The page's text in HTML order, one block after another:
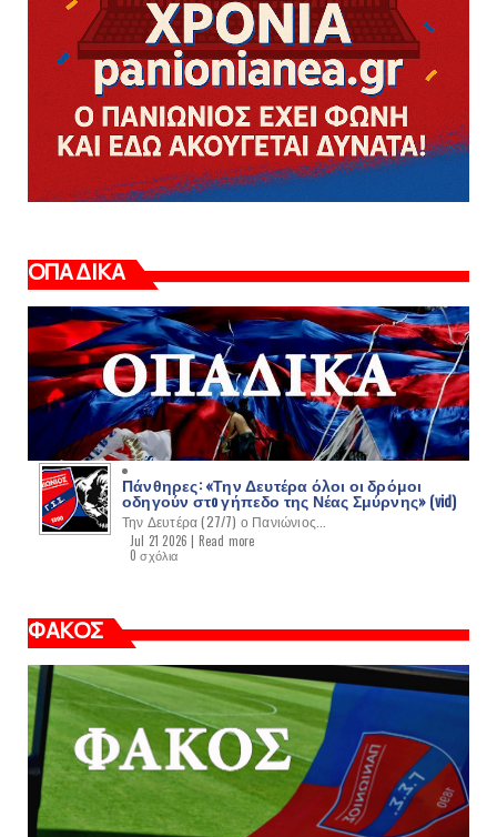
ΟΠΑΔΙΚΑ
Πάνθηρες: «Την Δευτέρα όλοι οι δρόμοι
οδηγούν στo γήπεδο της Νέας Σμύρνης» (vid)
Την Δευτέρα (27/7) ο Πανιώνιος...
Jul 21 2026 | Read more
0 σχόλια
ΦΑΚΟΣ